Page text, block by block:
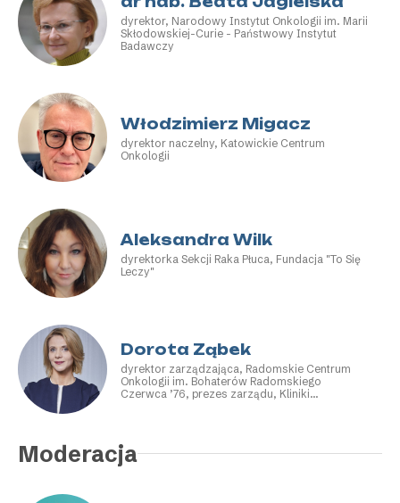
dyrektor, Narodowy Instytut Onkologii im. Marii
Skłodowskiej-Curie - Państwowy Instytut
Badawczy
Włodzimierz Migacz
dyrektor naczelny, Katowickie Centrum
Onkologii
Aleksandra Wilk
dyrektorka Sekcji Raka Płuca, Fundacja "To Się
Leczy"
Dorota Ząbek
dyrektor zarządzająca, Radomskie Centrum
Onkologii im. Bohaterów Radomskiego
Czerwca ’76, prezes zarządu, Kliniki
Moderacja